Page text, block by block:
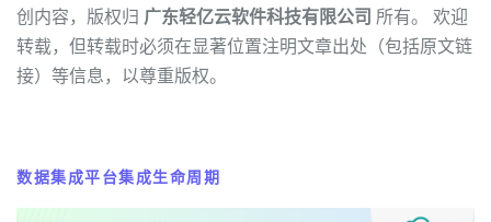
创内容，版权归 广东轻亿云软件科技有限公司 所有。 欢迎
转载，但转载时必须在显著位置注明文章出处（包括原文链
接）等信息，以尊重版权。
数据集成平台集成生命周期